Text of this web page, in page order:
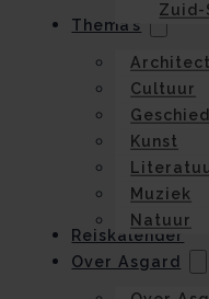
Zuid-
Thema’s
Cultuur
Kunst
Muziek
Natuur
Reiskalender
Over Asgard